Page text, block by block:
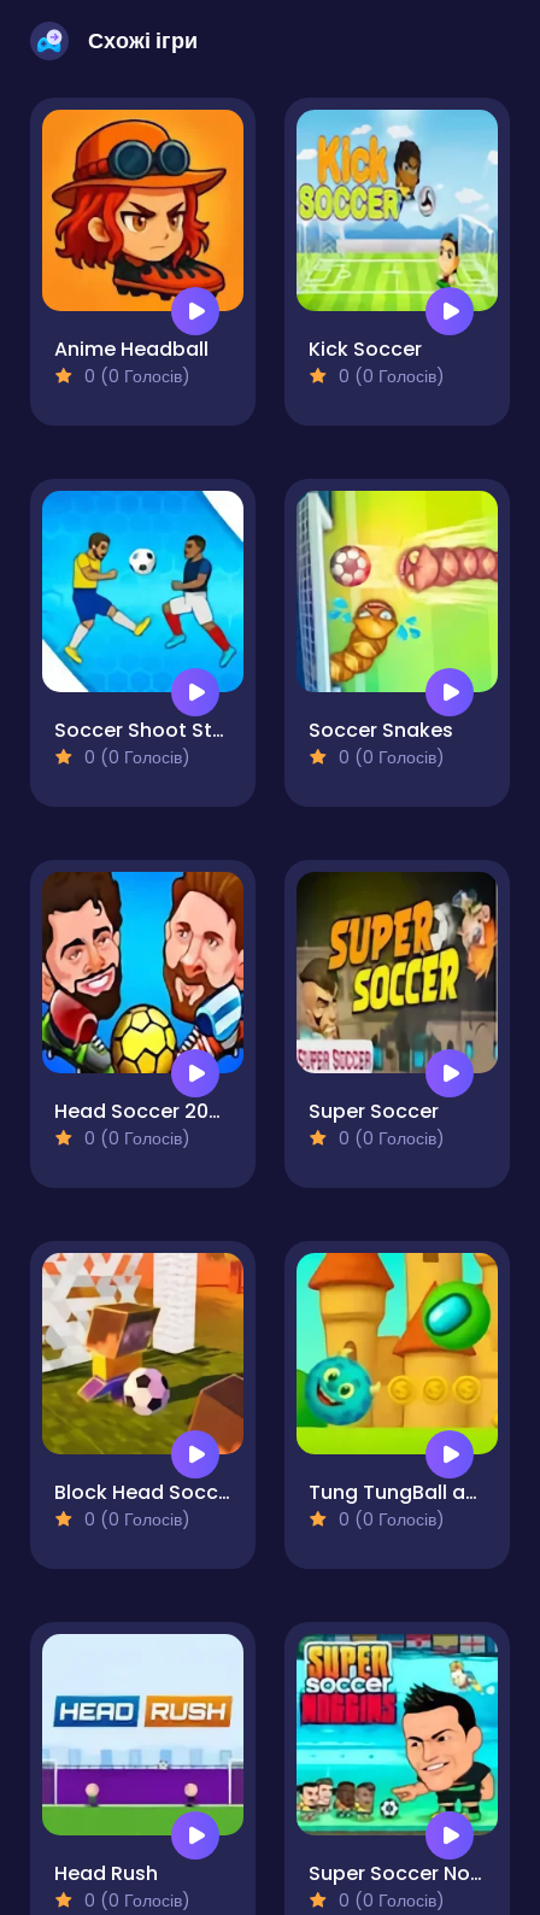
Схожі ігри
Anime Headball
0 (0 Голосів)
Kick Soccer
0 (0 Голосів)
Soccer Shoot Star
0 (0 Голосів)
Soccer Snakes
0 (0 Голосів)
Head Soccer 2022
0 (0 Голосів)
Super Soccer
0 (0 Голосів)
Block Head Soccer
0 (0 Голосів)
Tung TungBall and Labububall
0 (0 Голосів)
Head Rush
0 (0 Голосів)
Super Soccer Noggins
0 (0 Голосів)